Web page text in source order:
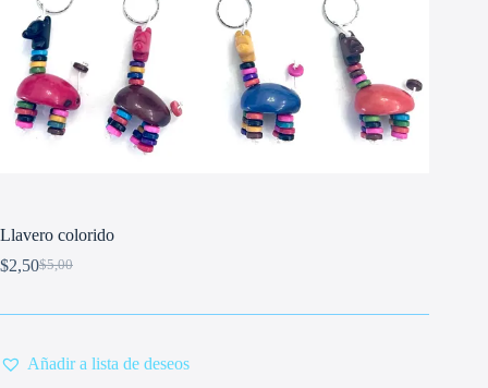
Llavero colorido
$5,00
Original
was:
$2,50Current
is:
Añadir a lista de deseos